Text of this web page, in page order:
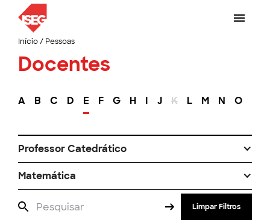
Início/ Pessoas
Docentes
A B C D E F G H I J K L M N O
Professor Catedrático
Matemática
Limpar Filtros